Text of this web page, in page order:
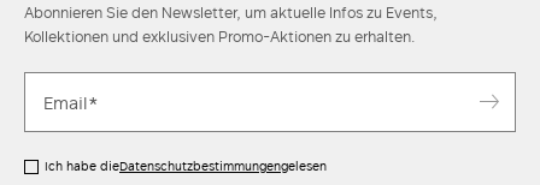
Abonnieren Sie den Newsletter, um aktuelle Infos zu Events,
Kollektionen und exklusiven Promo-Aktionen zu erhalten.
Ich habe dieDatenschutzbestimmungengelesen